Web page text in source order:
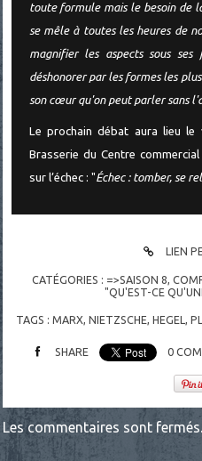
toute formule mais le besoin de
se mêle à toutes les heures de
magnifier les aspects sous
déshonorer par les formes les
son cœur qu'on peut parler sans
Le prochain débat aura lieu
Brasserie du Centre
sur l’échec : "Échec : tomber, se
LIEN
CATÉGORIES : =>SAISON 8,
"QU'EST-CE
TAGS :MARX,NIETZSCHE,HEGEL,
SHARE 0
Les commentaires sont fermés.